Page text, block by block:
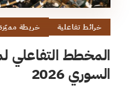
خرائط تفاعلية خريطة
المخطط
السوري 2026